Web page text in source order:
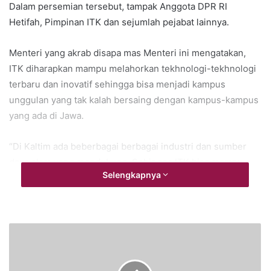
Dalam persemian tersebut, tampak Anggota DPR RI
Hetifah, Pimpinan ITK dan sejumlah pejabat lainnya.
Menteri yang akrab disapa mas Menteri ini mengatakan,
ITK diharapkan mampu melahorkan tekhnologi-tekhnologi
terbaru dan inovatif sehingga bisa menjadi kampus
unggulan yang tak kalah bersaing dengan kampus-kampus
yang ada di Jawa.
“Di Kaltim ada beberbagai berbagai industri dan sumber
daya alam yang mendukung. Sehingga ITK bisa mampu
berinovasi tekhnologi, itu harapan saya,” ujarnya, Rabu
Sebelumnya, Menteri Pendidikan dan Kebudayaan
Selengkapnya